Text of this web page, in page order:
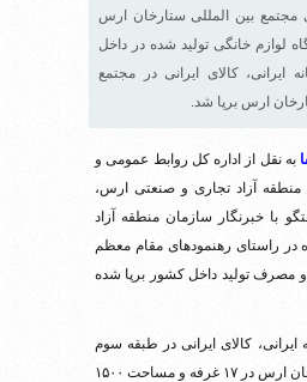
مجتمع بین المللی ستارخان ارس
لوازم خانگی تولید شده در داخل
ایرانی، کالای ایرانی در مجتمع
ارس برپا شد.
به نقل از اداره کل روابط عمومی و
منطقه آزاد تجاری و صنعتی ارس،
با خبرنگار سازمان منطقه آزاد
در راستای رهنمودهای مقام معظم
مصرف تولید داخل کشور برپا شده
ایرانی، کالای ایرانی در طبقه سوم
مجتمع بین المللی ستارخان ارس در ۱۷ غرفه و مساحت ۱۵۰۰